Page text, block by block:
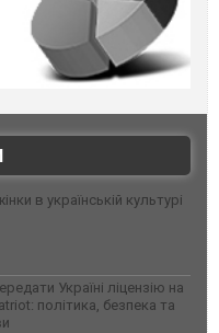
в українській культурі
Україні ліцензію на
політика, безпека та